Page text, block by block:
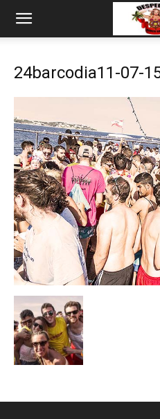
24barcodia11-07-